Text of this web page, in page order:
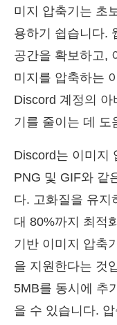
미지 압축기는 초
용하기 쉽습니다.
공간을 확보하고,
미지를 압축하는
Discord 계정의
기를 줄이는 데 도
Discord는 이미지
PNG 및 GIF와 같
다. 고화질을 유지
대 80%까지 최적
기반 이미지 압축
을 지원한다는 것
5MB를 동시에 추
을 수 있습니다.